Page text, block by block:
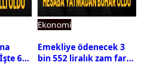
6
Ekonomi
Emekliye ödenecek 3
bin 552 liralık zam farkı